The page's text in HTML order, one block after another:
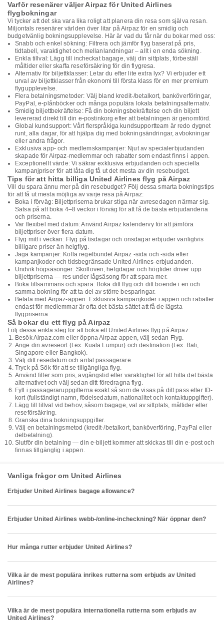
Varför resenärer väljer Airpaz för United Airlines
flygbokningar
Vi tycker att det ska vara lika roligt att planera din resa som själva resan.
Miljontals resenärer världen över litar på Airpaz för en smidig och
budgetvänlig bokningsupplevelse. Här är vad du får när du bokar med oss:
Snabb och enkel sökning: Filtrera och jämför flyg baserat på pris,
tidtabell, varaktighet och mellanlandningar – allt i en enda sökning.
Enkla tillval: Lägg till incheckat bagage, välj din sittplats, förbeställ
måltider eller skaffa reseförsäkring för din flygresa.
Alternativ för biljettklasser: Letar du efter lite extra lyx? Vi erbjuder ett
urval av biljettklasser från ekonomi till första klass för en mer premium
flygupplevelse.
Flera betalningsmetoder: Välj bland kredit-/betalkort, banköverföringar,
PayPal, e-plånböcker och många populära lokala betalningsalternativ.
Smidig biljettbekräftelse: Få din bokningsbekräftelse och din biljett
levererad direkt till din e-postinkorg efter att betalningen är genomförd.
Global kundsupport: Vårt flerspråkiga kundsupportteam är redo dygnet
runt, alla dagar, för att hjälpa dig med bokningsändringar, avbokningar
eller andra frågor.
Exklusiva app- och medlemskampanjer: Njut av specialerbjudanden
skapade för Airpaz-medlemmar och rabatter som endast finns i appen.
Exceptionellt värde: Vi säkrar exklusiva erbjudanden och speciella
kampanjpriser för att låta dig få ut det mesta av din resebudget.
Tips för att hitta billiga United Airlines flyg på Airpaz
Vill du spara ännu mer på din resebudget? Följ dessa smarta bokningstips
för att få ut mesta möjliga av varje resa på Airpaz:
Boka i förväg: Biljettpriserna brukar stiga när avresedagen närmar sig.
Satsa på att boka 4–8 veckor i förväg för att få de bästa erbjudandena
och priserna.
Var flexibel med datum: Använd Airpaz kalendervy för att jämföra
biljettpriser över flera datum.
Flyg mitt i veckan: Flyg på tisdagar och onsdagar erbjuder vanligtvis
billigare priser än helgflyg.
Jaga kampanjer: Kolla regelbundet Airpaz -sida och -sida efter
kampanjkoder och tidsbegränsade United Airlines-erbjudanden.
Undvik högsäsonger: Skolloven, helgdagar och högtider driver upp
biljettpriserna — res under lågsäsong för att spara mer.
Boka tillsammans och spara: Boka ditt flyg och ditt boende i en och
samma bokning för att ta del av större besparingar.
Betala med Airpaz-appen: Exklusiva kampanjkoder i appen och rabatter
endast för medlemmar är ofta det bästa sättet att få de lägsta
flygpriserna.
Så bokar du ett flyg på Airpaz
Följ dessa enkla steg för att boka ett United Airlines flyg på Airpaz:
Besök Airpaz.com eller öppna Airpaz-appen, välj sedan Flyg.
Ange din avreseort (t.ex. Kuala Lumpur) och destination (t.ex. Bali,
Singapore eller Bangkok).
Välj ditt resedatum och antal passagerare.
Tryck på Sök för att se tillgängliga flyg.
Använd filter som pris, avgångstid eller varaktighet för att hitta det bästa
alternativet och välj sedan ditt föredragna flyg.
Fyll i passageraruppgifterna exakt så som de visas på ditt pass eller ID-
kort (fullständigt namn, födelsedatum, nationalitet och kontaktuppgifter).
Lägg till tillval vid behov, såsom bagage, val av sittplats, måltider eller
reseförsäkring.
Granska dina bokningsuppgifter.
Välj en betalningsmetod (kredit-/betalkort, banköverföring, PayPal eller
delbetalning).
Slutför din betalning — din e-biljett kommer att skickas till din e-post och
finnas tillgänglig i appen.
Vanliga frågor om United Airlines
Erbjuder United Airlines bagage allowance?
Erbjuder United Airlines webb-/online-incheckning? När öppnar den?
Hur många rutter erbjuder United Airlines?
Vilka är de mest populära inrikes rutterna som erbjuds av United
Airlines?
Vilka är de mest populära internationella rutterna som erbjuds av
United Airlines?